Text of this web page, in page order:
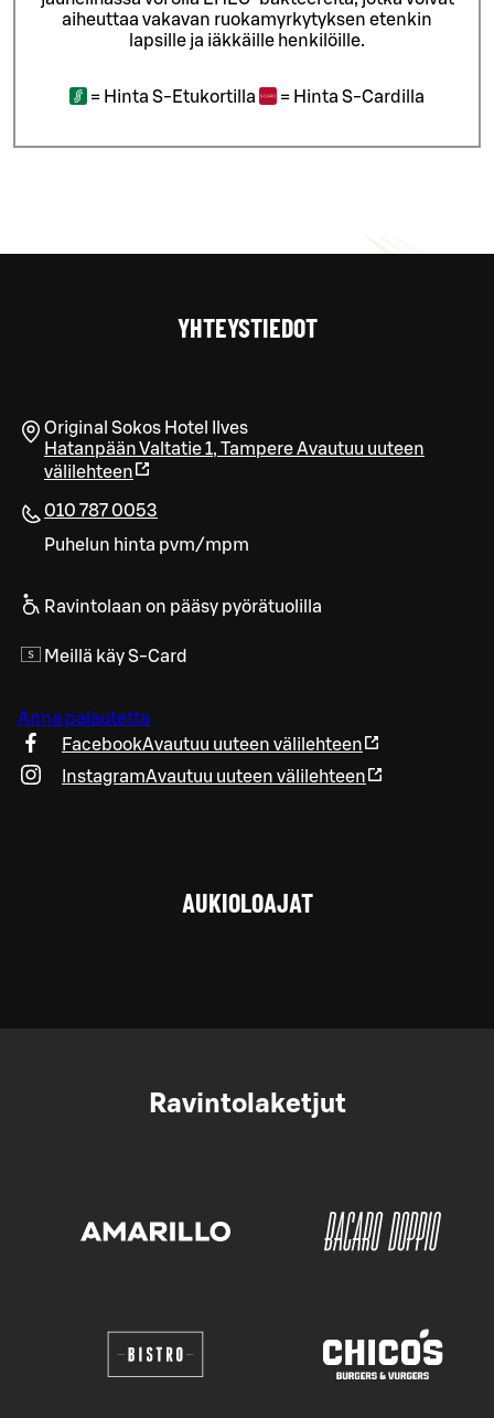
aiheuttaa vakavan ruokamyrkytyksen etenkin
lapsille ja iäkkäille henkilöille.
= Hinta S-Etukortilla = Hinta S-Cardilla
YHTEYSTIEDOT
Original Sokos Hotel Ilves
Hatanpään Valtatie 1, TampereAvautuu uuteen
välilehteen
010 787 0053
Puhelun hinta pvm/mpm
Ravintolaan on pääsy pyörätuolilla
Meillä käy S-Card
Anna palautetta
FacebookAvautuu uuteen välilehteen
InstagramAvautuu uuteen välilehteen
AUKIOLOAJAT
Ravintolaketjut